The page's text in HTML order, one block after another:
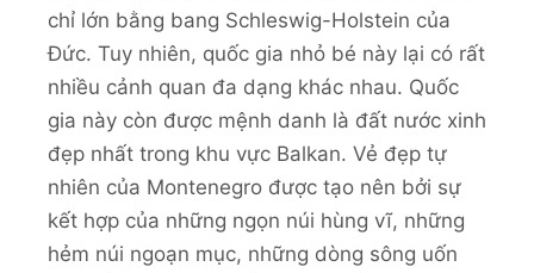
chỉ lớn bằng bang Schleswig-Holstein của
Đức. Tuy nhiên, quốc gia nhỏ bé này lại có rất
nhiều cảnh quan đa dạng khác nhau. Quốc
gia này còn được mệnh danh là đất nước xinh
đẹp nhất trong khu vực Balkan. Vẻ đẹp tự
nhiên của Montenegro được tạo nên bởi sự
kết hợp của những ngọn núi hùng vĩ, những
hẻm núi ngoạn mục, những dòng sông uốn